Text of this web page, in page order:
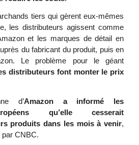
tiers qui gèrent eux-mêmes
les distributeurs agissent comme
et les marques de détail en
du fabricant du produit, puis en
Le problème pour le géant
distributeurs font monter le prix
d’Amazon a informé les
qu’elle cesserait
produits dans les mois à venir,
CNBC.